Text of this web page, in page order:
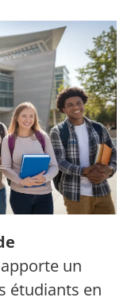
un
étudiants en